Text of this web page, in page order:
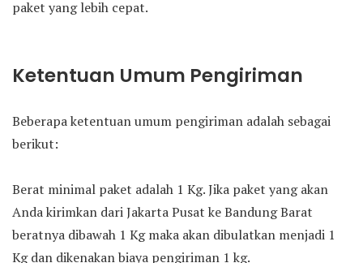
paket yang lebih cepat.
Ketentuan Umum Pengiriman
Beberapa ketentuan umum pengiriman adalah sebagai
berikut:
Berat minimal paket adalah 1 Kg. Jika paket yang akan
Anda kirimkan dari Jakarta Pusat ke Bandung Barat
beratnya dibawah 1 Kg maka akan dibulatkan menjadi 1
Kg dan dikenakan biaya pengiriman 1 kg.